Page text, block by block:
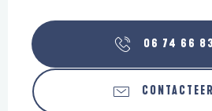
06 74 66